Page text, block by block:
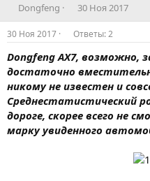
А
в
т
о
р
т
е
ы
Dongfeng
Д
а
т
а
н
а
ч
л
а
30 Ноя 2017
30 Ноя 2017 Ответы: 2
Dongfeng AX7, возможно,
достаточно
никому не известен и
Среднестатистический
дороге, скорее всего не
марку увиденного